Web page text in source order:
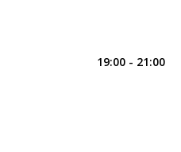
19:00 - 21:00